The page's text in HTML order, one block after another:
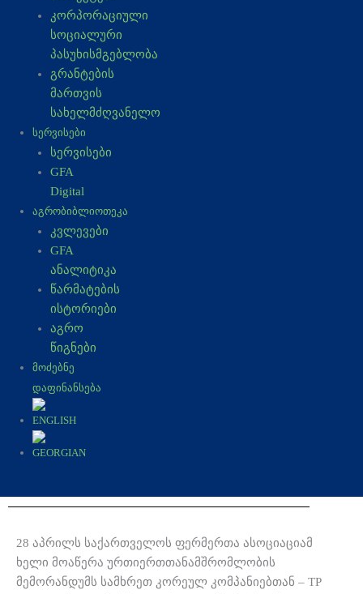
კორპორაციული
სოციალური
პასუხისმგებლობა
გრანტების
მართვის
სახელმძღვანელო
ᲡᲔᲠᲕᲘᲡᲔᲑᲘ
სერვისები
GFA
Digital
ᲐᲒᲠᲝᲑᲘᲑᲚᲘᲝᲗᲔᲙᲐ
კვლევები
GFA
ანალიტიკა
წარმატების
ისტორიები
აგრო
წიგნები
ᲛᲝᲫᲔᲑᲜᲔ
ᲓᲐᲤᲘᲜᲐᲜᲡᲔᲑᲐ
28 აპრილს საქართველოს ფერმერთა ასოციაციამ
ხელი მოაწერა ურთიერთთანამშრომლობის
მემორანდუმს სამხრეთ კორეულ კომპანიებთან – TP